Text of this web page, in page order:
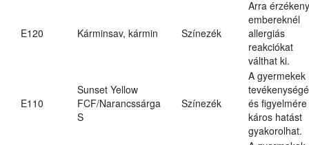
E120 Kárminsav, kármin Színezék
Arra érzékeny
embereknél
allergiás
reakciókat
válthat ki.
E110
Sunset Yellow
FCF/Narancssárga
S
Színezék
A gyermekek
és figyelmére
káros hatást
gyakorolhat.